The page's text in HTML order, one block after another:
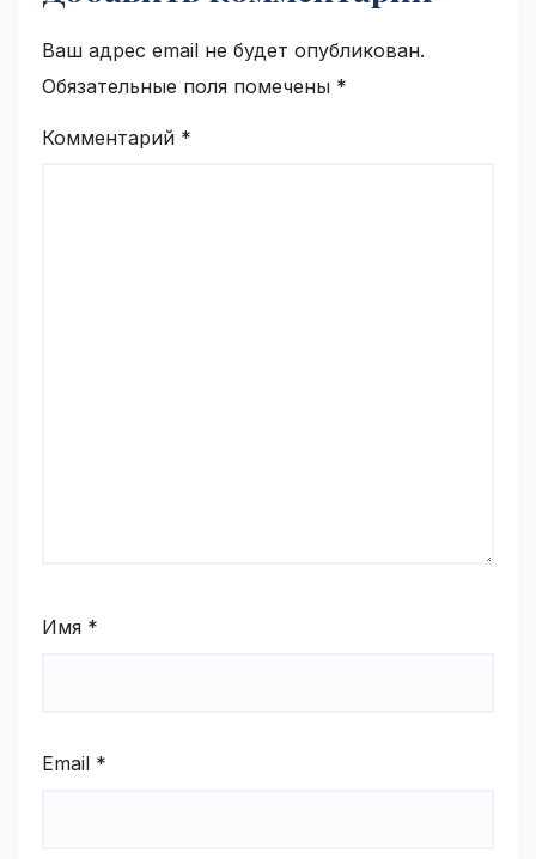
Ваш адрес email не будет опубликован.
Обязательные поля помечены *
Комментарий *
Имя *
Email *